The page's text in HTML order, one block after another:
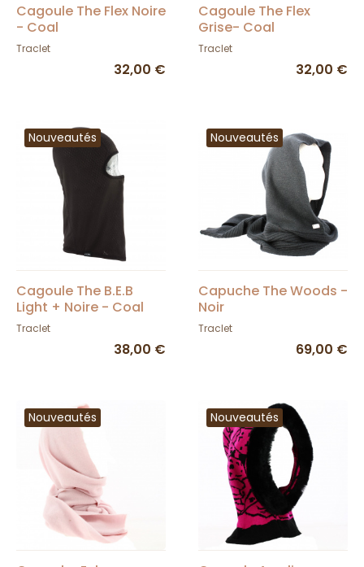
Cagoule The Flex Noire
- Coal
Traclet
32,00 €
Cagoule The Flex
Grise- Coal
Traclet
32,00 €
Nouveautés
Cagoule The B.E.B
Light + Noire - Coal
Traclet
38,00 €
Nouveautés
Capuche The Woods -
Noir
Traclet
69,00 €
Nouveautés Nouveautés